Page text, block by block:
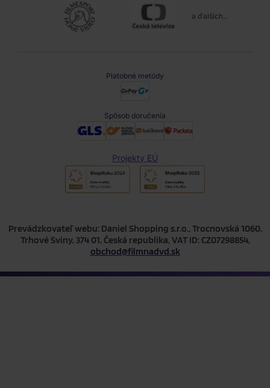
a ďalších...
Platobné metódy
Spôsob doručenia
Projekty EÚ
Prevádzkovateľ webu: Daniel Shopping s.r.o., Trocnovská 1060,
Trhové Sviny, 374 01, Česká republika, VAT ID: CZ07298854,
obchod@filmnadvd.sk